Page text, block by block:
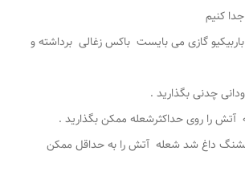
کنیم
‌گازی می بایست باکس زغالی برداشته و
چدنی بگذارید .
داغ شد شعله آتش را به حداقل ممکن